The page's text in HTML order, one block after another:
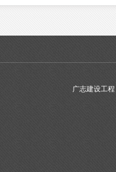
广志建设工程